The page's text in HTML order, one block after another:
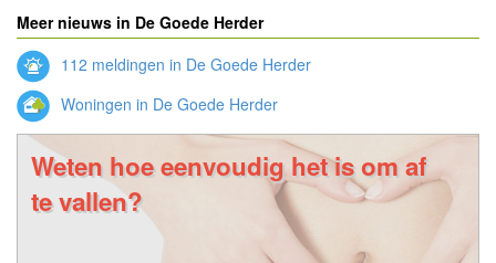
Meer nieuws in De Goede Herder
112 meldingen in De Goede Herder
Woningen in De Goede Herder
Weten hoe eenvoudig het is om af
te vallen?